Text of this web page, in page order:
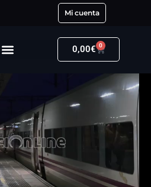
Mi cuenta
0,00€ 0
Carrito